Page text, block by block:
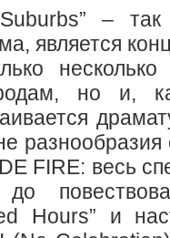
–
является
но и,
FIRE: весь
до
Hours” и